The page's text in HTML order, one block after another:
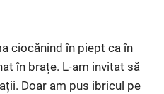
ciocănind în piept ca în
în brațe. L-am invitat să
Doar am pus ibricul pe